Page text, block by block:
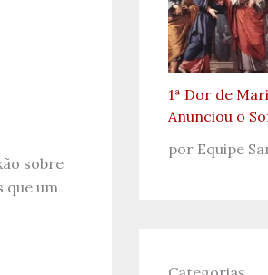
sobre
que um
1ª Dor de
Anunciou o
por Equipe